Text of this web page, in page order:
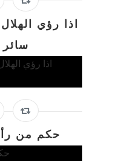
اذا رؤي
سائر
حكم من